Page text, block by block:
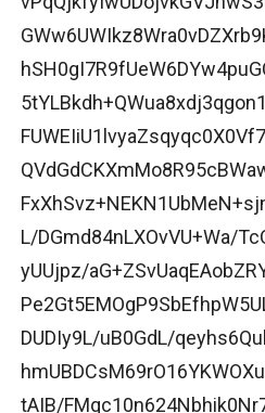
L/DGmd84nLXOvVU+Wa/
yUUjpz/
DUDIy9L/uB0GdL/
tAIB/